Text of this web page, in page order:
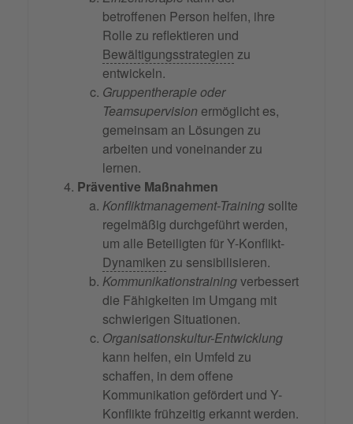
betroffenen Person helfen, ihre
Rolle zu reflektieren und
Bewältigungsstrategien zu
entwickeln.
Gruppentherapie oder
Teamsupervision ermöglicht es,
gemeinsam an Lösungen zu
arbeiten und voneinander zu
lernen.
Präventive Maßnahmen
Konfliktmanagement-Training sollte
regelmäßig durchgeführt werden,
um alle Beteiligten für Y-Konflikt-
Dynamiken zu sensibilisieren.
Kommunikationstrainingverbessert
die Fähigkeiten im Umgang mit
schwierigen Situationen.
Organisationskultur-Entwicklung
kann helfen, ein Umfeld zu
schaffen, in dem offene
Kommunikation gefördert und Y-
Konflikte frühzeitig erkannt werden.